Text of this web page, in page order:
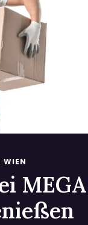
WIEN
MEGA